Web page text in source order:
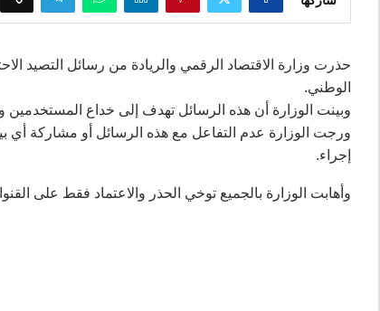
الوطني.
وبينت الوزارة أن هذه الرسائل تهدف إلى خداع
ورجت الوزارة عدم التفاعل مع هذه الرسائل أو مشاركة أي
إجراء.
وأهابت الوزارة بالجميع توخي الحذر والاعتماد فقط على